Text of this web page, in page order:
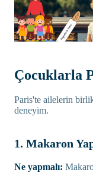
Çocuklarla
Paris'te ailelerin
deneyim.
1. Makaron
Ne yapmalı: